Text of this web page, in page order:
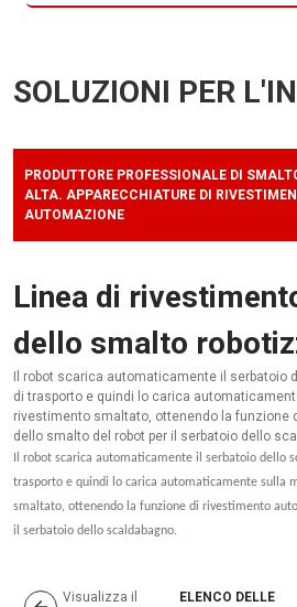
SOLUZIONI PER
PRODUTTORE PROFESSIONALE DI
ALTA. APPARECCHIATURE DI
AUTOMAZIONE
Linea di
dello smalto
Il robot scarica automaticamente il serbatoio
di trasporto e quindi lo carica
rivestimento smaltato, ottenendo la funzione
dello smalto del robot per il serbatoio dello
Il robot scarica automaticamente il serbatoio dello
trasporto e quindi lo carica automaticamente sulla
smaltato, ottenendo la funzione di rivestimento
il serbatoio dello scaldabagno.
Visualizza il
ELENCO DELLE